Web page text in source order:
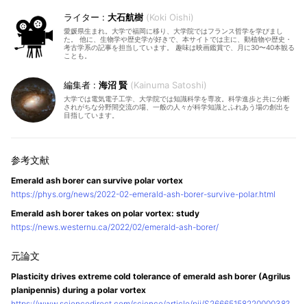
大石航樹 Koki Oishi
愛媛県生まれ。大学で福岡に移り、大学院ではフランス哲学を学びまし
た。 他に、生物学や歴史学が好きで、本サイトでは主に、動植物や歴史・
考古学系の記事を担当しています。 趣味は映画鑑賞で、月に30〜40本観る
ことも。
海沼 賢 Kainuma Satoshi
大学では電気電子工学、大学院では知識科学を専攻。科学進歩と共に分断
されがちな分野間交流の場、一般の人々が科学知識とふれあう場の創出を
目指しています。
Emerald ash borer can survive polar vortex
https://phys.org/news/2022-02-emerald-ash-borer-survive-polar.html
Emerald ash borer takes on polar vortex: study
https://news.westernu.ca/2022/02/emerald-ash-borer/
Plasticity drives extreme cold tolerance of emerald ash borer (Agrilus
planipennis) during a polar vortex